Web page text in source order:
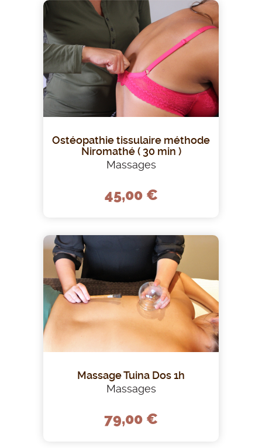
Ostéopathie tissulaire méthode
Niromathé ( 30 min )
Massages
45,00 €
Massage Tuina Dos 1h
Massages
79,00 €